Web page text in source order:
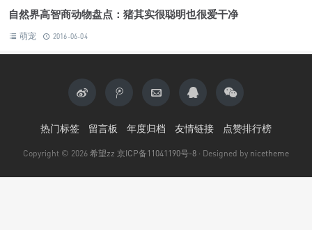
自然界高智商动物盘点：猪其实很聪明也很爱干净
萌宠 2016-06-04
热门标签 留言板 年度归档 友情链接 点赞排行榜
Copyright © 2026 希望zz 京ICP备11041190号-8 · Designed by nicetheme